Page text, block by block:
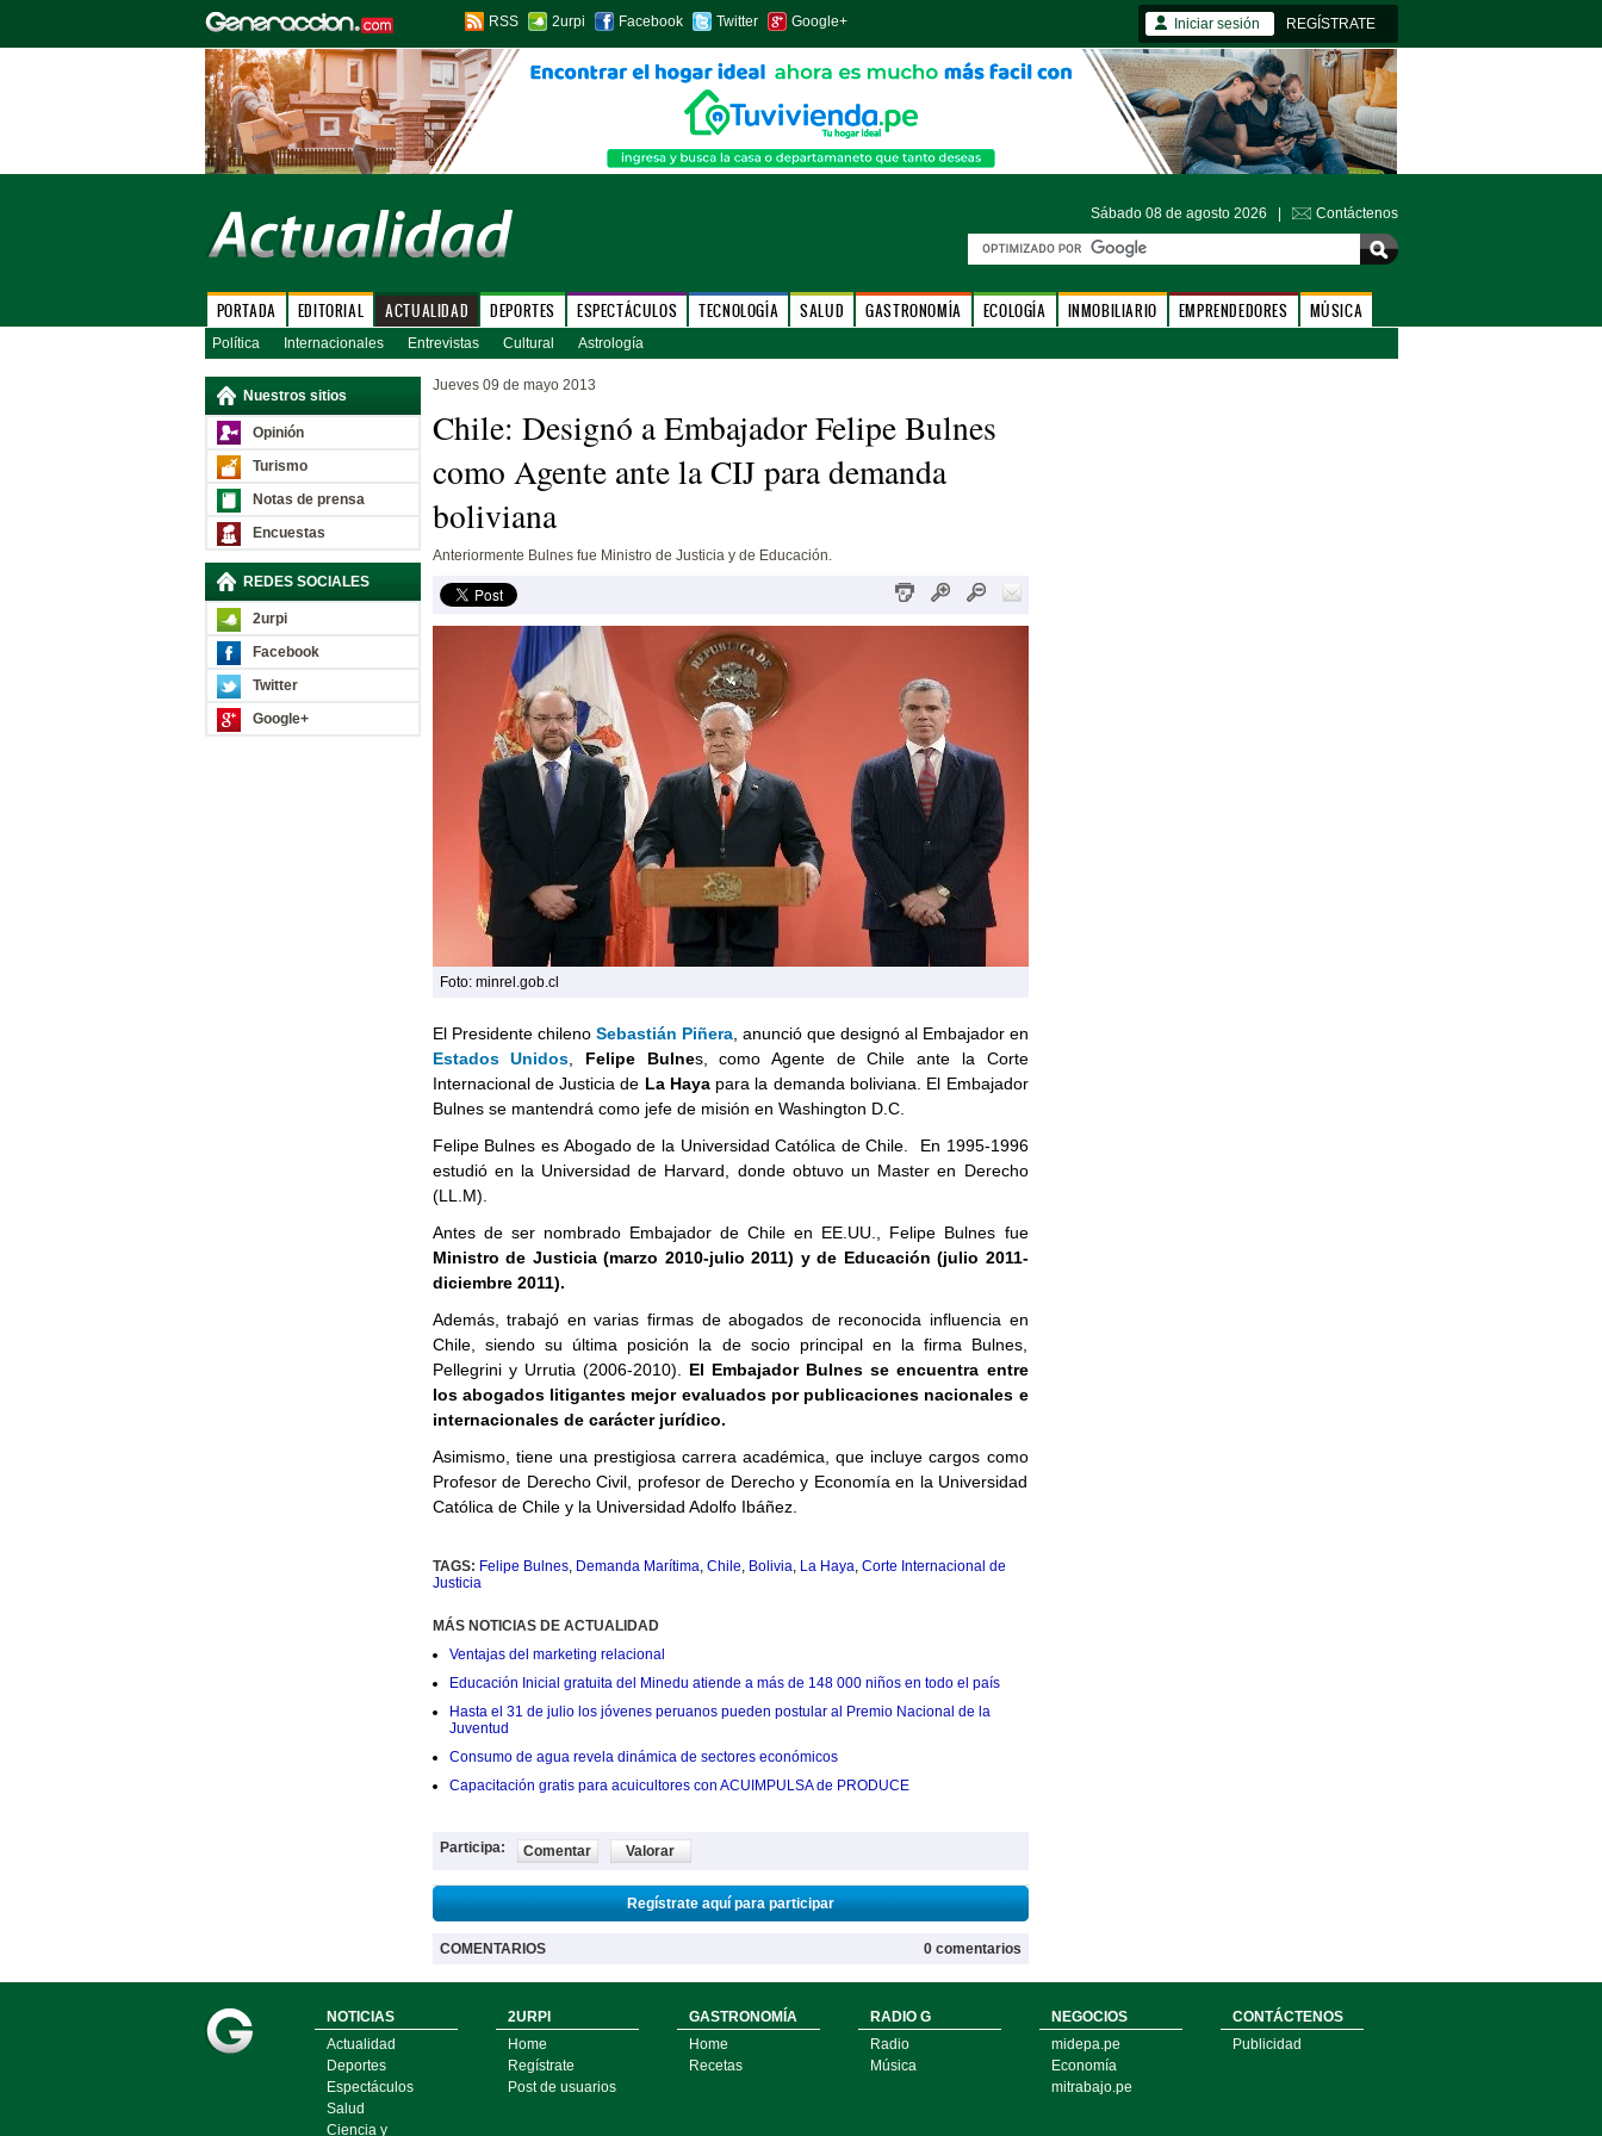
RSS 2urpi Facebook Twitter Google+ Iniciar sesión REGÍSTRATE
Sábado 08 de agosto 2026 | Contáctenos
PORTADA EDITORIAL ACTUALIDAD DEPORTES ESPECTÁCULOS TECNOLOGÍA SALUD GASTRONOMÍA ECOLOGÍA INMOBILIARIO EMPRENDEDORES MÚSICA
Política Internacionales Entrevistas Cultural Astrología
Nuestros sitios
Opinión
Turismo
Notas de prensa
Encuestas
REDES SOCIALES
2urpi
Facebook
Twitter
Google+
Jueves 09 de mayo 2013
Chile: Designó a Embajador Felipe Bulnes
como Agente ante la CIJ para demanda
boliviana
Anteriormente Bulnes fue Ministro de Justicia y de Educación.
Foto: minrel.gob.cl
El Presidente chileno Sebastián Piñera, anunció que designó al Embajador en
Estados Unidos
Felipe Bulnes, como Agente de Chile ante la Corte
Internacional de Justicia de La Hayapara la demanda boliviana. El Embajador
Bulnes se mantendrá como jefe de misión en Washington D.C.
Felipe Bulnes es Abogado de la Universidad Católica de Chile.
En 1995-1996
estudió en la Universidad de Harvard, donde obtuvo un Master en Derecho
(LL.M).
Antes de ser nombrado Embajador de Chile en EE.UU., Felipe Bulnes fue
Ministro de Justicia (marzo 2010-julio 2011) y de Educación (julio 2011-
diciembre 2011).
Además, trabajó en varias firmas de abogados de reconocida influencia en
Chile, siendo su última posición la de socio principal en la firma Bulnes,
Pellegrini y Urrutia (2006-2010). El Embajador Bulnes se encuentra entre
los abogados litigantes mejor evaluados por publicaciones nacionales e
internacionales de carácter jurídico.
Asimismo, tiene una prestigiosa carrera académica, que incluye cargos como
Profesor de Derecho Civil, profesor de Derecho y Economía en la Universidad
Católica de Chile y la Universidad Adolfo Ibáñez.
TAGS: Felipe Bulnes, Demanda Marítima, Chile, Bolivia, La Haya, Corte Internacional de
Justicia
MÁS NOTICIAS DE ACTUALIDAD
Ventajas del marketing relacional
Educación Inicial gratuita del Minedu atiende a más de 148 000 niños en todo el país
Hasta el 31 de julio los jóvenes peruanos pueden postular al Premio Nacional de la
Juventud
Consumo de agua revela dinámica de sectores económicos
Capacitación gratis para acuicultores con ACUIMPULSA de PRODUCE
Participa: Comentar Valorar
Regístrate aquí para participar
COMENTARIOS 0 comentarios
NOTICIAS
Actualidad
Deportes
Espectáculos
Salud
Ciencia y
2URPI
Home
Regístrate
Post de usuarios
GASTRONOMÍA
Home
Recetas
RADIO G
Radio
Música
NEGOCIOS
midepa.pe
Economía
mitrabajo.pe
CONTÁCTENOS
Publicidad